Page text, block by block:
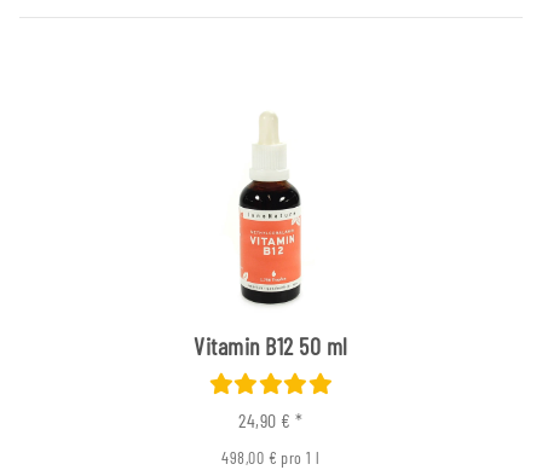
Vitamin B12 50 ml
24,90 €*
498,00 € pro 1 l